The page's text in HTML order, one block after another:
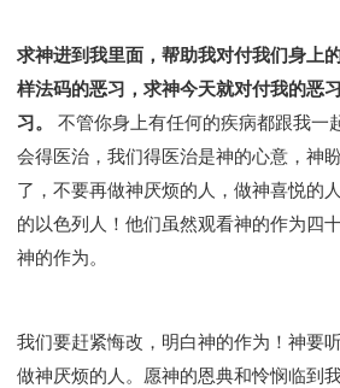
求神进到我里面，帮助我对付我们身上
样法码的恶习，求神今天就对付我的恶
习。
不管你身上有任何的疾病都跟我一
会得医治，我们得医治是神的心意，神
了，不要再做神厌烦的人，做神喜悦的
的以色列人！他们虽然观看神的作为四
神的作为。
我们要赶紧悔改，明白神的作为！神要
做神厌烦的人。愿神的恩典和怜悯临到